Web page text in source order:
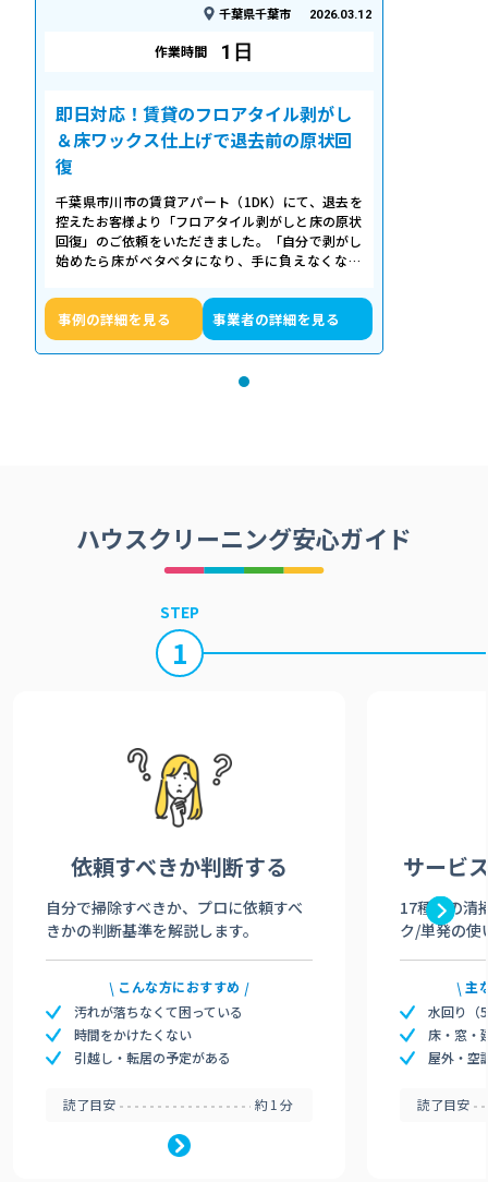
千葉県千葉市 2026.03.12
作業時間 1日
即日対応！賃貸のフロアタイル剥がし
＆床ワックス仕上げで退去前の原状回
復
千葉県市川市の賃貸アパート（1DK）にて、退去を
控えたお客様より「フロアタイル剥がしと床の原状
回復」のご依頼をいただきました。「自分で剥がし
始めたら床がベタベタになり、手に負えなくなっ
事例の詳細を見る 事業者の詳細を見る
ハウスクリーニング安心ガイド
STEP
1
依頼すべきか判断する
自分で掃除すべきか、プロに依頼すべ
きかの判断基準を解説します。
こんな方におすすめ
汚れが落ちなくて困っている
時間をかけたくない
引越し・転居の予定がある
読了目安 約1分
サービ
17種類の清
ク/単発の使
主
水回り（
床・窓・
屋外・空
読了目安